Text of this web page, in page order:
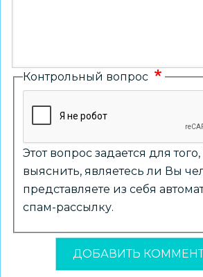
Контрольный вопрос
Этот вопрос задается для
выяснить, являетесь ли Вы
представляете из себя
спам-рассылку.